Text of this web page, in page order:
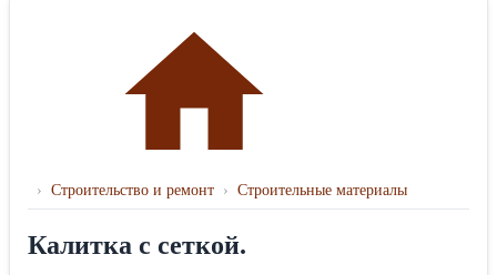
› Строительство и ремонт › Строительные материалы
Калитка с сеткой.